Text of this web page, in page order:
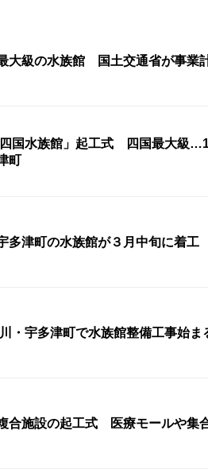
大級の水族館 国土交通省が事業
国水族館」起工式 四国最大級
町
津町の水族館が３月中旬に着工
・宇多津町で水族館整備工事始ま
合施設の起工式 医療モールや集